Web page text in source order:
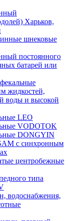
Харьков,
шнековые
постоянного
батарей или
жидкостей,
воды и высокой
LEO
VODOTOK
DONGYIN
с синхронным
центробежные
типа
водоснабжения,